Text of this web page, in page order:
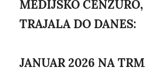
MEDIJSKO
TRAJALA DO DANES:
JANUAR 2026 NA